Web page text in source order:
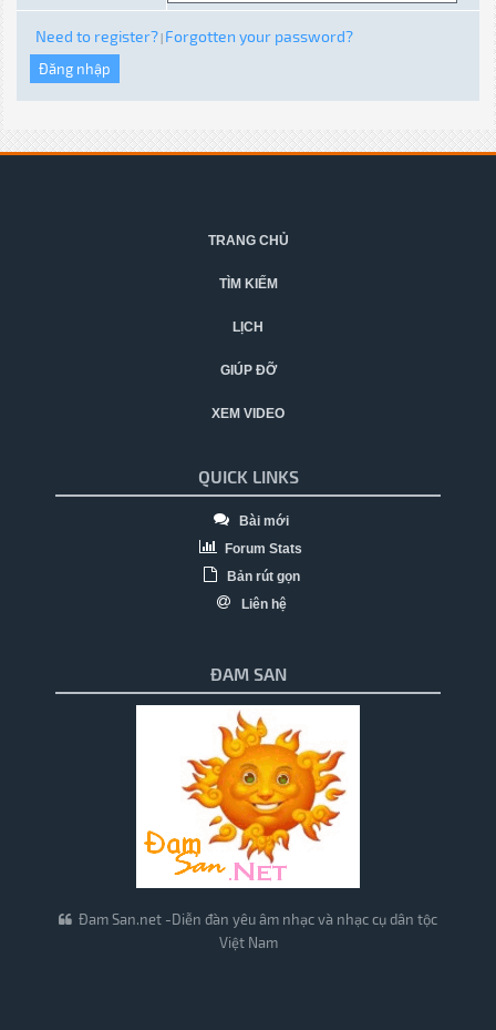
Need to register? Forgotten your password?
TRANG CHỦ
TÌM KIẾM
LỊCH
GIÚP ĐỠ
XEM VIDEO
QUICK LINKS
Bài mới
Forum Stats
Bản rút gọn
Liên hệ
ĐAM SAN
Đam San.net -Diễn đàn yêu âm nhạc và nhạc cụ dân tộc
Việt Nam